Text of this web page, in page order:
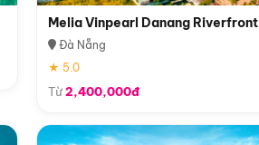
Melia Vinpearl Danang Riverfront
Đà Nẵng
★ 5.0
Từ2,400,000đ